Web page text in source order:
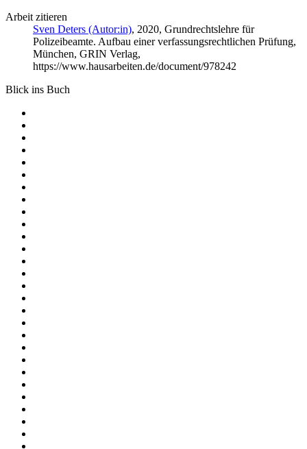
Arbeit zitieren
Sven Deters (Autor:in), 2020, Grundrechtslehre für
Polizeibeamte. Aufbau einer verfassungsrechtlichen Prüfung,
München, GRIN Verlag,
https://www.hausarbeiten.de/document/978242
Blick ins Buch